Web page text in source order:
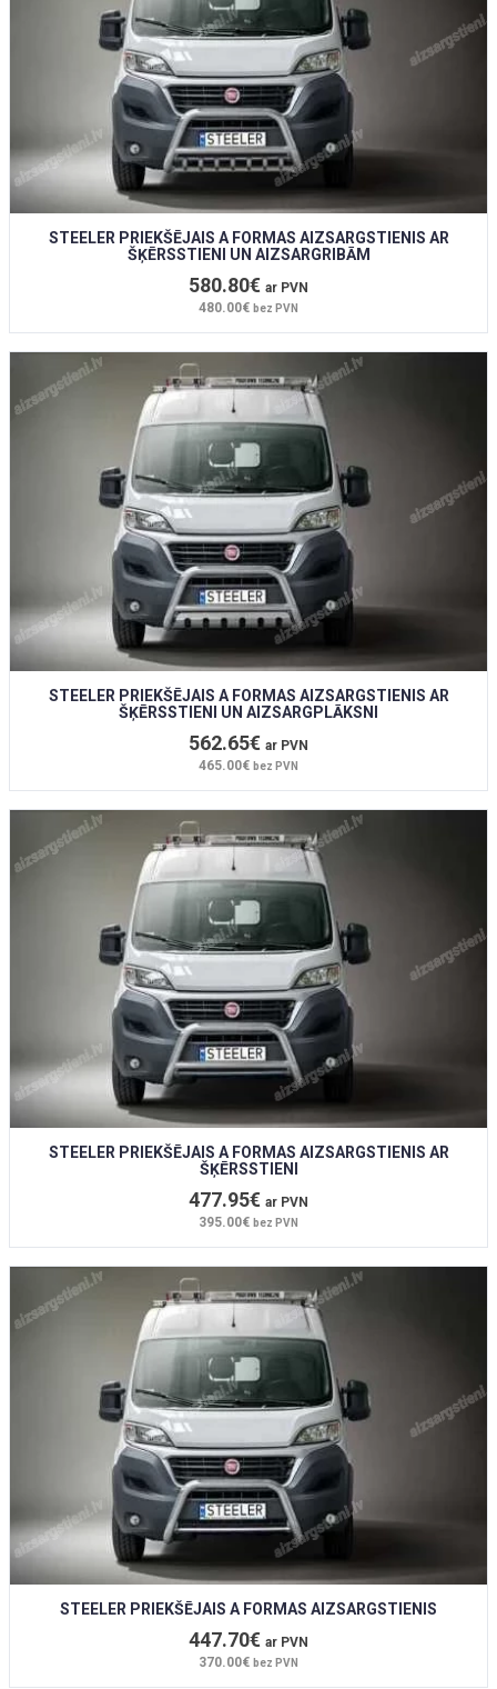
STEELER PRIEKŠĒJAIS A FORMAS AIZSARGSTIENIS AR
ŠĶĒRSSTIENI UN AIZSARGRIBĀM
580.80€ ar PVN
480.00€ bez PVN
STEELER PRIEKŠĒJAIS A FORMAS AIZSARGSTIENIS AR
ŠĶĒRSSTIENI UN AIZSARGPLĀKSNI
562.65€ ar PVN
465.00€ bez PVN
STEELER PRIEKŠĒJAIS A FORMAS AIZSARGSTIENIS AR
ŠĶĒRSSTIENI
477.95€ ar PVN
395.00€ bez PVN
STEELER PRIEKŠĒJAIS A FORMAS AIZSARGSTIENIS
447.70€ ar PVN
370.00€ bez PVN